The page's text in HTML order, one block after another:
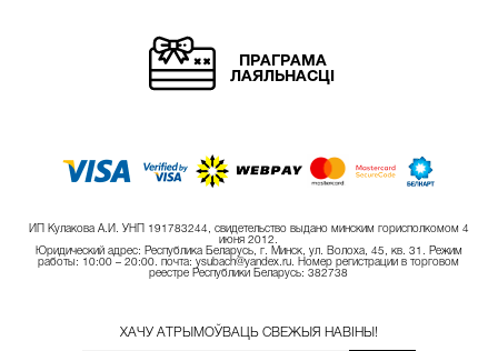
ПРАГРАМА
ЛАЯЛЬНАСЦІ
ИП Кулакова А.И. УНП 191783244, свидетельство выдано минским горисполкомом 4
июня 2012.
Юридический адрес: Республика Беларусь, г. Минск, ул. Волоха, 45, кв. 31. Режим
работы: 10:00 – 20:00. почта: ysubach@yandex.ru. Номер регистрации в торговом
реестре Республики Беларусь: 382738
ХАЧУ АТРЫМОЎВАЦЬ СВЕЖЫЯ НАВІНЫ!